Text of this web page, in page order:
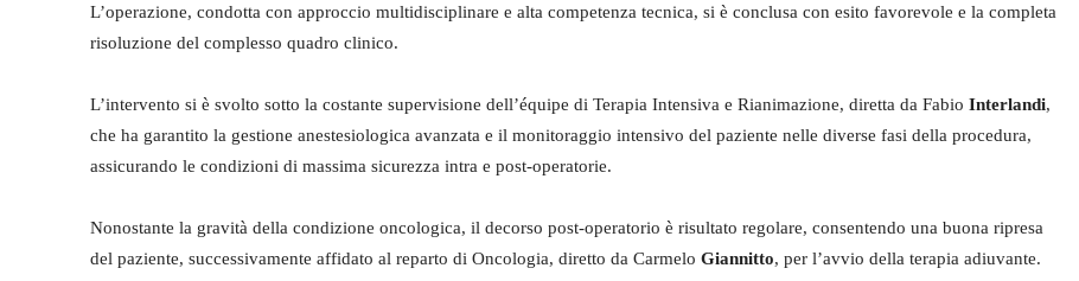
L’operazione, condotta con approccio multidisciplinare e alta competenza tecnica, si è conclusa con esito favorevole e la completa
risoluzione del complesso quadro clinico.
L’intervento si è svolto sotto la costante supervisione dell’équipe di Terapia Intensiva e Rianimazione, diretta da Fabio Interlandi,
che ha garantito la gestione anestesiologica avanzata e il monitoraggio intensivo del paziente nelle diverse fasi della procedura,
assicurando le condizioni di massima sicurezza intra e post-operatorie.
Nonostante la gravità della condizione oncologica, il decorso post-operatorio è risultato regolare, consentendo una buona ripresa
del paziente, successivamente affidato al reparto di Oncologia, diretto da Carmelo Giannitto, per l’avvio della terapia adiuvante.